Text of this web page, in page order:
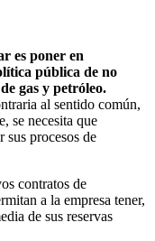
es poner en
pública de no
gas y petróleo.
al sentido común,
se necesita que
sus procesos de
contratos de
a la empresa tener,
de sus reservas